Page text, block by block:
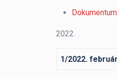
2022.
1/2022.